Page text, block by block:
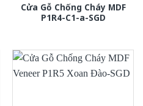
Cửa Gỗ Chống Cháy MDF
P1R4-C1-a-SGD